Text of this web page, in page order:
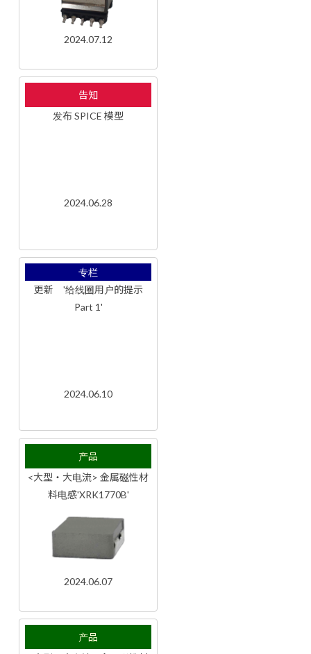
2024.07.12
告知
发布 SPICE 模型
2024.06.28
专栏
更新 '给线圈用户的提示
Part 1'
2024.06.10
产品
<大型・大电流> 金属磁性材
料电感'XRK1770B'
2024.06.07
产品